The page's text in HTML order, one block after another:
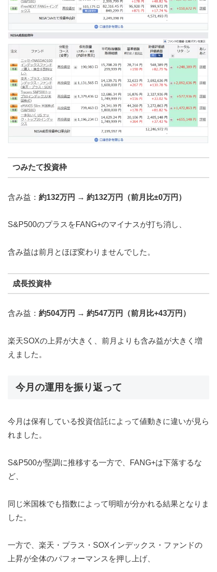
つみたて投資枠
含み益： 約132万円 → 約132万円（前月比±0万円）
S&P500のプラスをFANG+のマイナスが打ち消し、
含み益は前月とほぼ変わりませんでした。
成長投資枠
含み益： 約504万円 → 約547万円（前月比+43万円）
楽天SOXの上昇が大きく、前月よりも含み益が大きく増
えました。
今月の運用を振り返って
今月は保有している投資信託によって値動きに違いが見ら
れました。
S&P500が堅調に推移する一方で、FANG+は下落するな
ど、
同じ米国株でも指数によって明暗が分かれる結果となりま
した。
一方で、楽天・プラス・SOXインデックス・ファンドの
上昇が全体のパフォーマンスを押し上げ、